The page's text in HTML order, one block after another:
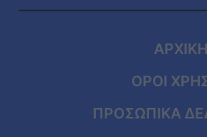
ΑΡΧΙΚΗ
ΟΡΟΙ
ΠΡΟΣΩΠΙΚΑ